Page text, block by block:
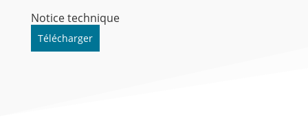
Notice technique
Télécharger